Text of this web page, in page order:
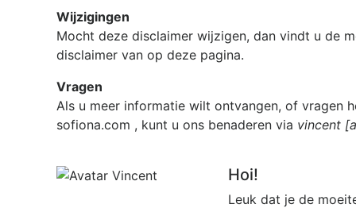
Wijzigingen
Mocht deze disclaimer wijzigen, dan vindt u de
disclaimer van op deze pagina.
Vragen
Als u meer informatie wilt ontvangen, of vragen
sofiona.com , kunt u ons benaderen via vincent
Hoi!
Leuk dat je de